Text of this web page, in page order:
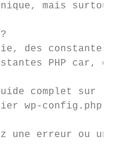
mais surtout
des constantes,
PHP car,
complet sur les
​wp-config.php
une erreur ou un